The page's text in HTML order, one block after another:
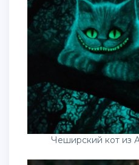
Чеширский кот из